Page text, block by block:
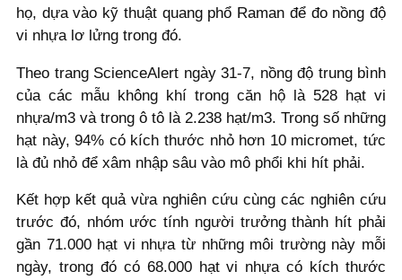
họ, dựa vào kỹ thuật quang phổ Raman để đo nồng độ
vi nhựa lơ lửng trong đó.
Theo trang ScienceAlert ngày 31-7, nồng độ trung bình
của các mẫu không khí trong căn hộ là 528 hạt vi
nhựa/m3 và trong ô tô là 2.238 hạt/m3. Trong số những
hạt này, 94% có kích thước nhỏ hơn 10 micromet, tức
là đủ nhỏ để xâm nhập sâu vào mô phổi khi hít phải.
Kết hợp kết quả vừa nghiên cứu cùng các nghiên cứu
trước đó, nhóm ước tính người trưởng thành hít phải
gần 71.000 hạt vi nhựa từ những môi trường này mỗi
ngày, trong đó có 68.000 hạt vi nhựa có kích thước